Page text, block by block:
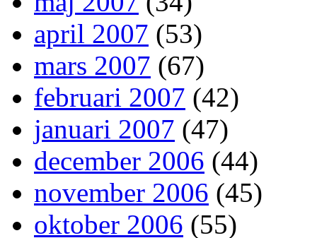
april 2007 (53)
mars 2007 (67)
februari 2007 (42)
januari 2007 (47)
december 2006 (44)
november 2006 (45)
oktober 2006 (55)